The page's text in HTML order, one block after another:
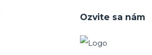
Ozvite sa nám